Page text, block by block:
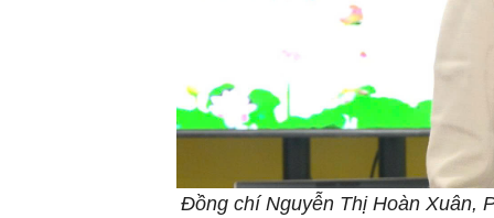
Đồng chí Nguyễn Thị Hoàn Xuân,